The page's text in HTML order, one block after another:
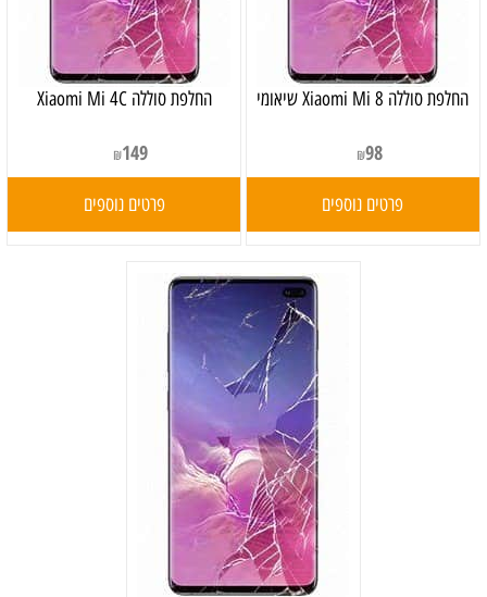
‏החלפת סוללה Xiaomi Mi 8 שיאומי
₪98
פרטים נוספים
החלפת סוללה Xiaomi Mi 4C
₪149
פרטים נוספים